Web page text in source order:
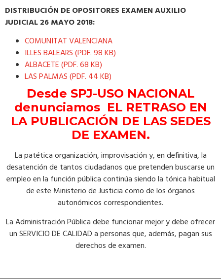
DISTRIBUCIÓN DE OPOSITORES EXAMEN AUXILIO
JUDICIAL 26 MAYO 2018:
COMUNITAT VALENCIANA
ILLES BALEARS (PDF. 98 KB)
ALBACETE (PDF. 68 KB)
LAS PALMAS (PDF. 44 KB)
Desde SPJ-USO NACIONAL
denunciamos EL RETRASO EN
LA PUBLICACIÓN DE LAS SEDES
DE EXAMEN.
La patética organización, improvisación y, en definitiva, la
desatención de tantos ciudadanos que pretenden buscarse un
empleo en la función pública continúa siendo la tónica habitual
de este Ministerio de Justicia como de los órganos
autonómicos correspondientes.
La Administración Pública debe funcionar mejor y debe ofrecer
un SERVICIO DE CALIDAD a personas que, además, pagan sus
derechos de examen.